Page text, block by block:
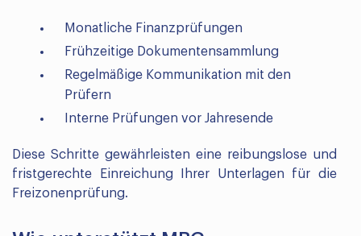
Monatliche Finanzprüfungen
Frühzeitige Dokumentensammlung
Regelmäßige Kommunikation mit den
Prüfern
Interne Prüfungen vor Jahresende
Diese Schritte gewährleisten eine reibungslose und
fristgerechte Einreichung Ihrer Unterlagen für die
Freizonenprüfung.